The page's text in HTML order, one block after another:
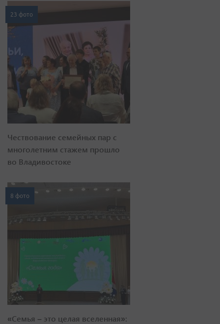
23 фото
Чествование семейных пар с
многолетним стажем прошло
во Владивостоке
8 фото
«Семья – это целая вселенная»: